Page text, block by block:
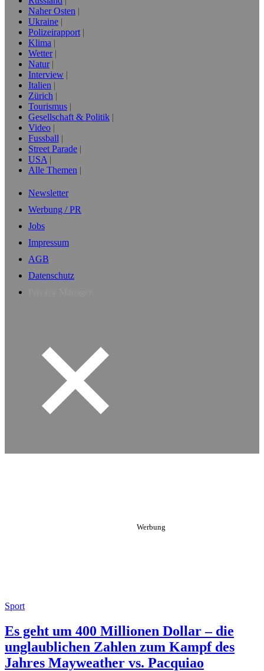
Naher Osten
Ukraine
Polizeirapport
Klima
Wetter
Natur
Interview
Italien
Zürich
Tourismus
Gesellschaft & Politik
Video
Fussball
Street Parade
USA
Alle Themen
Newsletter
Werbung / PR
Jobs
Impressum
AGB
Datenschutz
Sport
Es geht um 400 Millionen Dollar – die
unglaublichen Zahlen zum Kampf des
Jahres Mayweather vs. Pacquiao